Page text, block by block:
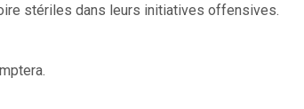
stériles dans leurs initiatives offensives.